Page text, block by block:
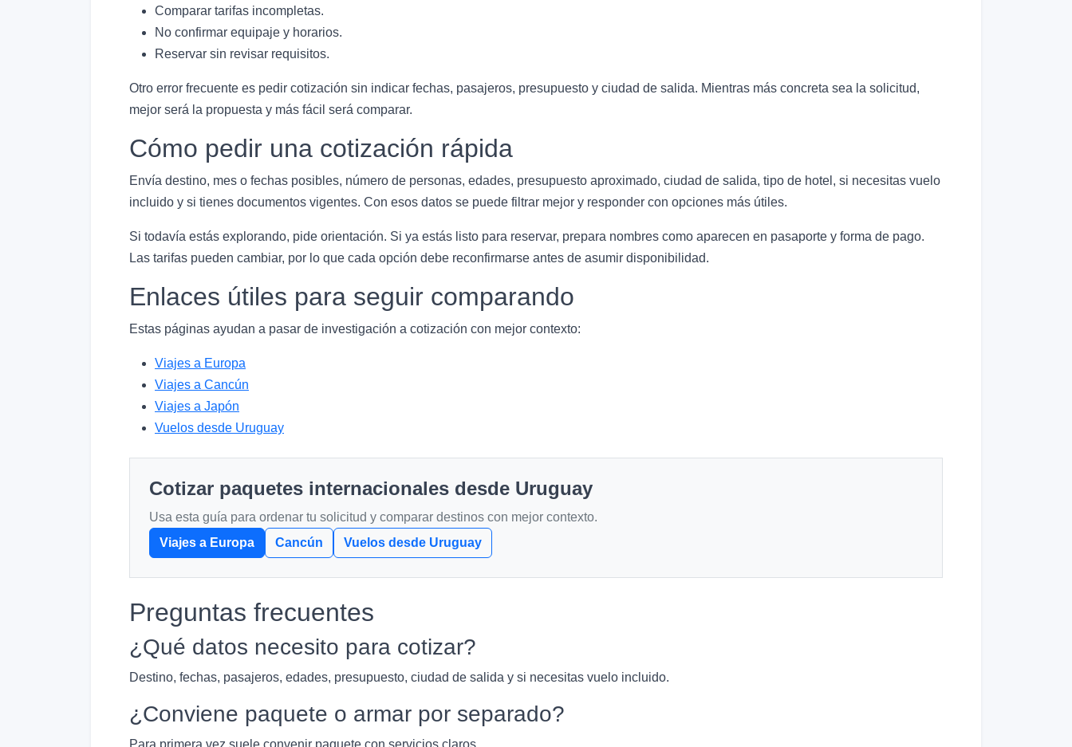
Comparar tarifas incompletas.
No confirmar equipaje y horarios.
Reservar sin revisar requisitos.
Otro error frecuente es pedir cotización sin indicar fechas, pasajeros, presupuesto y ciudad de salida. Mientras más concreta sea la solicitud,
mejor será la propuesta y más fácil será comparar.
Cómo pedir una cotización rápida
Envía destino, mes o fechas posibles, número de personas, edades, presupuesto aproximado, ciudad de salida, tipo de hotel, si necesitas vuelo
incluido y si tienes documentos vigentes. Con esos datos se puede filtrar mejor y responder con opciones más útiles.
Si todavía estás explorando, pide orientación. Si ya estás listo para reservar, prepara nombres como aparecen en pasaporte y forma de pago.
Las tarifas pueden cambiar, por lo que cada opción debe reconfirmarse antes de asumir disponibilidad.
Enlaces útiles para seguir comparando
Estas páginas ayudan a pasar de investigación a cotización con mejor contexto:
Viajes a Europa
Viajes a Cancún
Viajes a Japón
Vuelos desde Uruguay
Cotizar paquetes internacionales desde Uruguay
Usa esta guía para ordenar tu solicitud y comparar destinos con mejor contexto.
Viajes a Europa
Cancún Vuelos desde Uruguay
Preguntas frecuentes
¿Qué datos necesito para cotizar?
Destino, fechas, pasajeros, edades, presupuesto, ciudad de salida y si necesitas vuelo incluido.
¿Conviene paquete o armar por separado?
Para primera vez suele convenir paquete con servicios claros.